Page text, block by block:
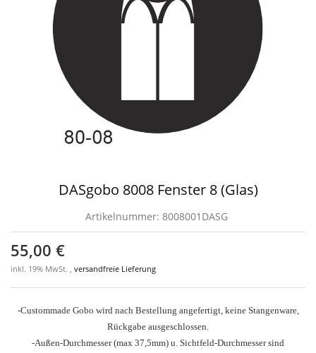
DASgobo 8008 Fenster 8 (Glas)
Artikelnummer: 8008001DASG
55,00 €
inkl. 19% MwSt. , versandfreie Lieferung
-Custommade Gobo wird nach Bestellung angefertigt, keine Stangenware,
Rückgabe ausgeschlossen.
-Außen-Durchmesser(max 37,5mm) u. Sichtfeld-Durchmesser sind